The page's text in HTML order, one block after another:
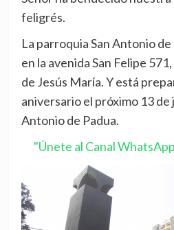
feligrés.
La parroquia San Antonio
en la avenida San Felipe
de Jesús María. Y está
aniversario el próximo 13 de
Antonio de Padua.
"Únete al Canal